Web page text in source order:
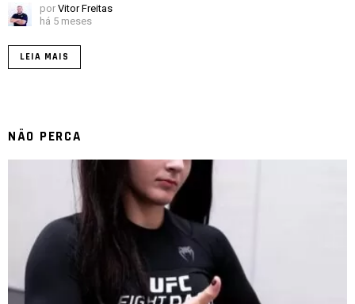
por Vitor Freitas
há 5 meses
LEIA MAIS
NÃO PERCA